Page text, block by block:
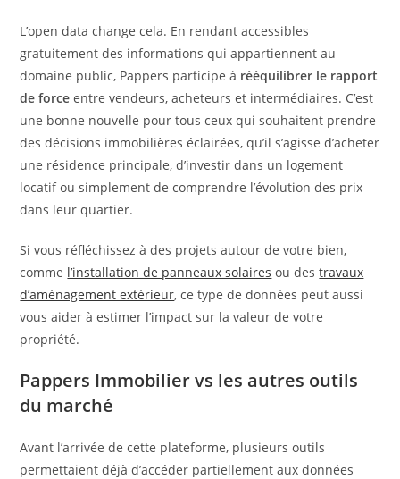
L’open data change cela. En rendant accessibles
gratuitement des informations qui appartiennent au
domaine public, Pappers participe à rééquilibrer le rapport
de force entre vendeurs, acheteurs et intermédiaires. C’est
une bonne nouvelle pour tous ceux qui souhaitent prendre
des décisions immobilières éclairées, qu’il s’agisse d’acheter
une résidence principale, d’investir dans un logement
locatif ou simplement de comprendre l’évolution des prix
dans leur quartier.
Si vous réfléchissez à des projets autour de votre bien,
comme l’installation de panneaux solaires ou destravaux
d’aménagement extérieur, ce type de données peut aussi
vous aider à estimer l’impact sur la valeur de votre
propriété.
Pappers Immobilier vs les autres outils
du marché
Avant l’arrivée de cette plateforme, plusieurs outils
permettaient déjà d’accéder partiellement aux données